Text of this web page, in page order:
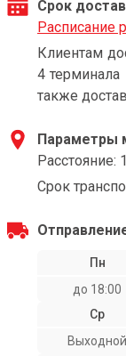
Срок
Расписание
Клиентам
4
также
Параметры
Расстояние:
Срок
Пн
до 18:00
Ср
Выходной